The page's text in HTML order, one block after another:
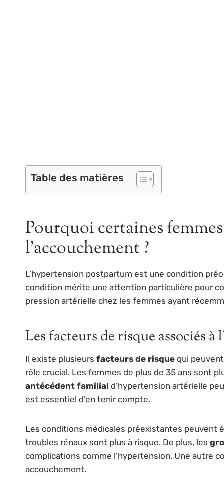
Table des matières
Pourquoi certaines
l’accouchement ?
L’hypertension postpartum est une condition
condition mérite une attention particulière pour
pression artérielle chez les femmes ayant
Les facteurs de risque associés
Il existe plusieurs facteurs de risque qui
rôle crucial. Les femmes de plus de 35 ans sont
antécédent familial d’hypertension artérielle
est essentiel d’en tenir compte.
Les conditions médicales préexistantes peuvent
troubles rénaux sont plus à risque. De plus, les
complications comme l’hypertension. Une autre
accouchement.